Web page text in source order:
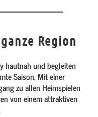
Region
hautnah und begleiten
Saison. Mit einer
zu allen Heimspielen
von einem attraktiven